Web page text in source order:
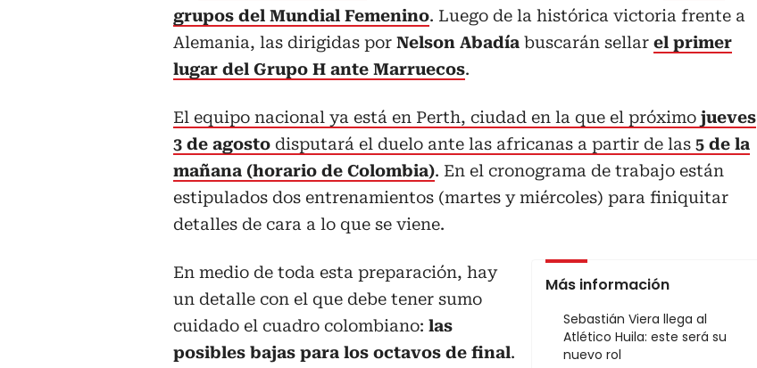
grupos del Mundial Femenino. Luego de la histórica victoria frente a
Alemania, las dirigidas por Nelson Abadía buscarán sellar el primer
lugar del Grupo H ante Marruecos.
El equipo nacional ya está en Perth, ciudad en la que el próximo jueves
3 de agosto disputará el duelo ante las africanas a partir de las 5 de la
mañana (horario de Colombia). En el cronograma de trabajo están
estipulados dos entrenamientos (martes y miércoles) para finiquitar
detalles de cara a lo que se viene.
Más información
Sebastián Viera llega al
Atlético Huila: este será su
nuevo rol
En medio de toda esta preparación, hay
un detalle con el que debe tener sumo
cuidado el cuadro colombiano: las
posibles bajas para los octavos de final.